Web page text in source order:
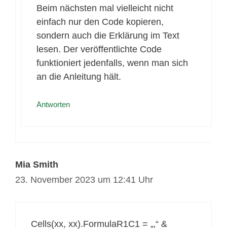
Beim nächsten mal vielleicht nicht
einfach nur den Code kopieren,
sondern auch die Erklärung im Text
lesen. Der veröffentlichte Code
funktioniert jedenfalls, wenn man sich
an die Anleitung hält.
Antworten
Mia Smith
23. November 2023 um 12:41 Uhr
Cells(xx, xx).FormulaR1C1 = „‚“ &